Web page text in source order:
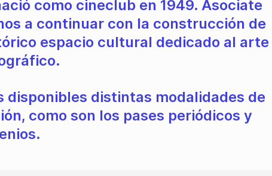
como cineclub en 1949. Asociate
a continuar con la construcción de
espacio cultural dedicado al arte
disponibles distintas modalidades de
como son los pases periódicos y